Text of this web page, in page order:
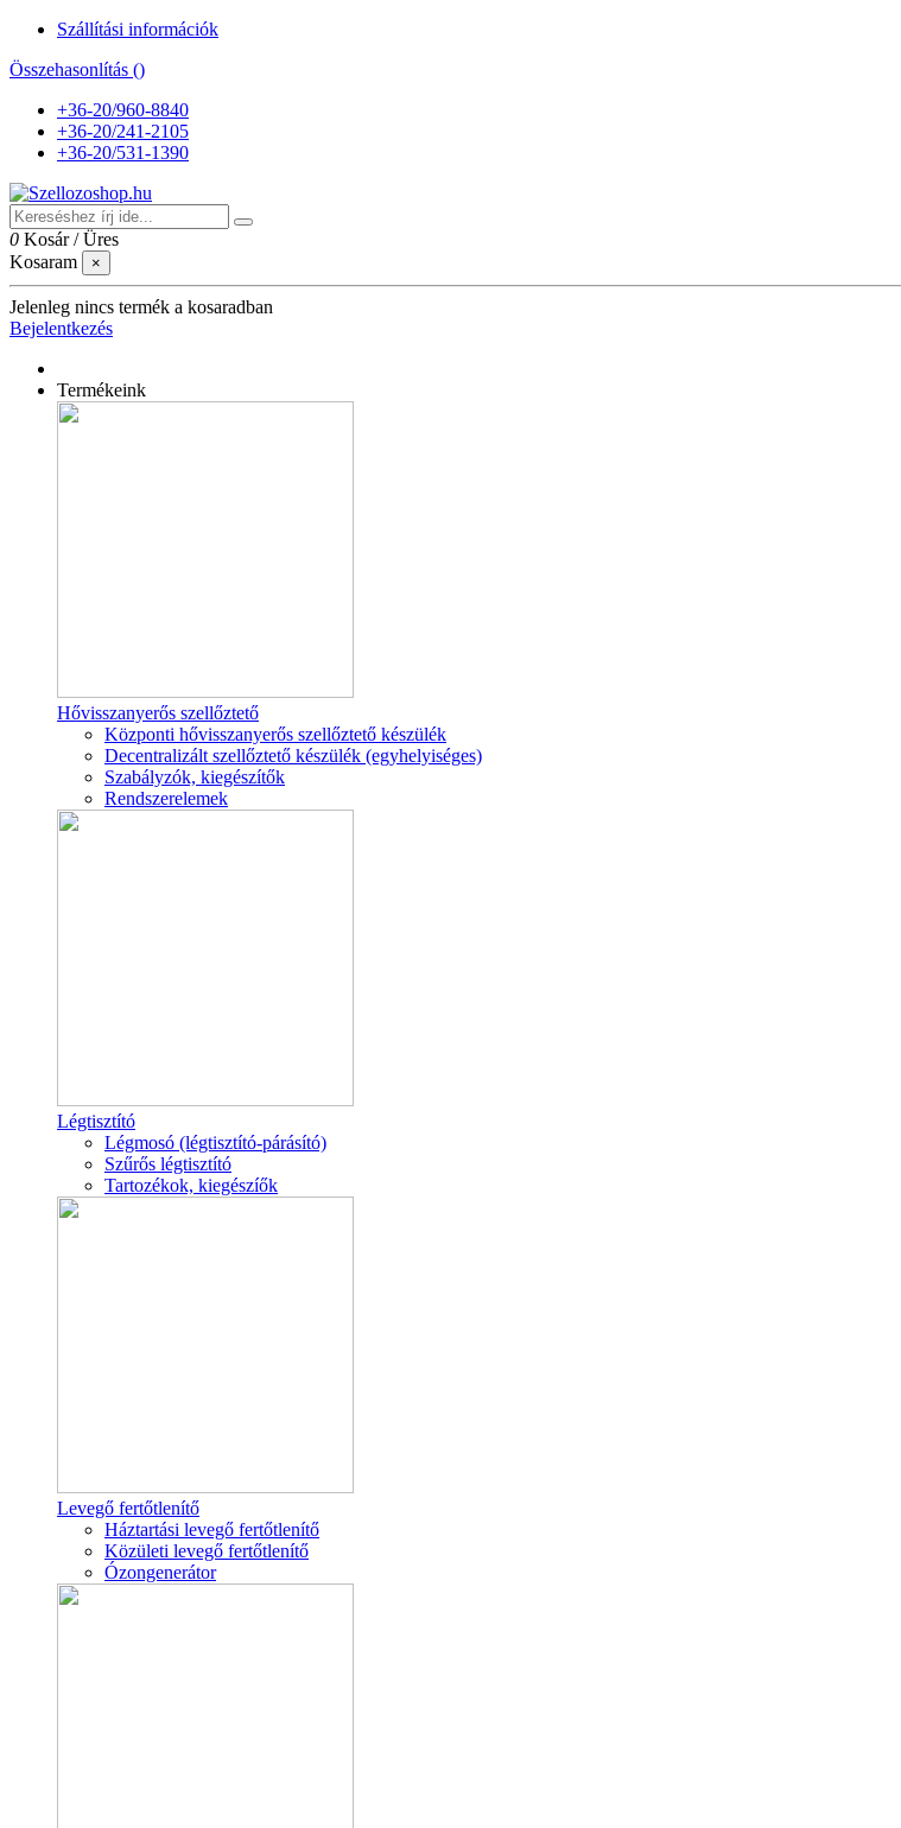
Szállítási információk
Összehasonlítás ()
+36-20/960-8840
+36-20/241-2105
+36-20/531-1390
0 Kosár /Üres
Kosaram
×
Jelenleg nincs termék a kosaradban
Bejelentkezés
Termékeink
Hővisszanyerős szellőztető
Központi hővisszanyerős szellőztető készülék
Decentralizált szellőztető készülék (egyhelyiséges)
Szabályzók, kiegészítők
Rendszerelemek
Légtisztító
Légmosó (légtisztító-párásító)
Szűrős légtisztító
Tartozékok, kiegészíők
Levegő fertőtlenítő
Háztartási levegő fertőtlenítő
Közületi levegő fertőtlenítő
Ózongenerátor